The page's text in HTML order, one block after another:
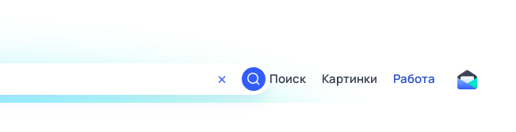
Поиск Картинки Работа